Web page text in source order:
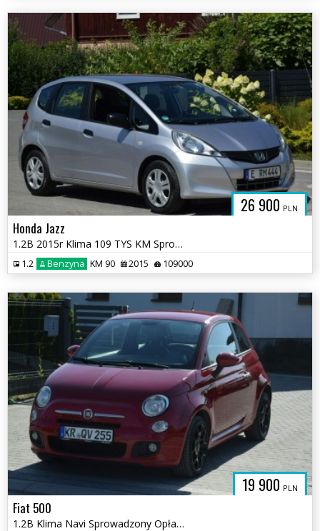
26 900 PLN
Honda Jazz
1.2B 2015r Klima 109 TYS KM Sprowadzony Opłacony
1.2 Benzyna KM 90 2015 109000
19 900 PLN
Fiat 500
1.2B Klima Navi Sprowadzony Opłacony